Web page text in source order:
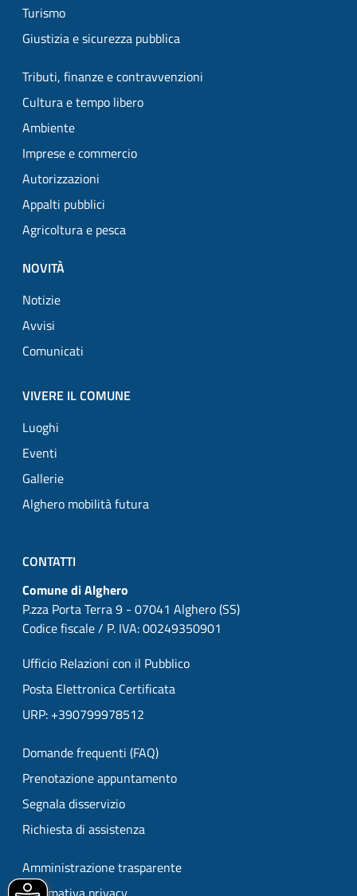
Turismo
Giustizia e sicurezza pubblica
Tributi, finanze e contravvenzioni
Cultura e tempo libero
Ambiente
Imprese e commercio
Autorizzazioni
Appalti pubblici
Agricoltura e pesca
NOVITÀ
Notizie
Avvisi
Comunicati
VIVERE IL COMUNE
Luoghi
Eventi
Gallerie
Alghero mobilità futura
CONTATTI
Comune di Alghero
P.zza Porta Terra 9 - 07041 Alghero (SS)
Codice fiscale / P. IVA: 00249350901
Ufficio Relazioni con il Pubblico
Posta Elettronica Certificata
URP: +390799978512
Domande frequenti (FAQ)
Prenotazione appuntamento
Segnala disservizio
Richiesta di assistenza
Amministrazione trasparente